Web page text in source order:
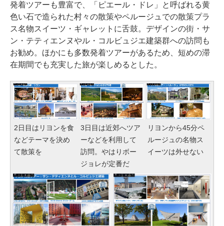
発着ツアーも豊富で、「ピエール・ドレ」と呼ばれる黄
色い石で造られた村々の散策やペルージュでの散策プラ
ス名物スイーツ・ギャレットに舌鼓。デザインの街・サ
ン・テティエンヌやル・コルビュジエ建築群への訪問も
お勧め。ほかにも多数発着ツアーがあるため、短めの滞
在期間でも充実した旅が楽しめるとした。
2日目はリヨンを食
などテーマを決め
て散策を
3日目は近郊へツア
ーなどを利用して
訪問。やはりボー
ジョレが定番だ
リヨンから45分ペ
ルージュの名物ス
イーツは外せない